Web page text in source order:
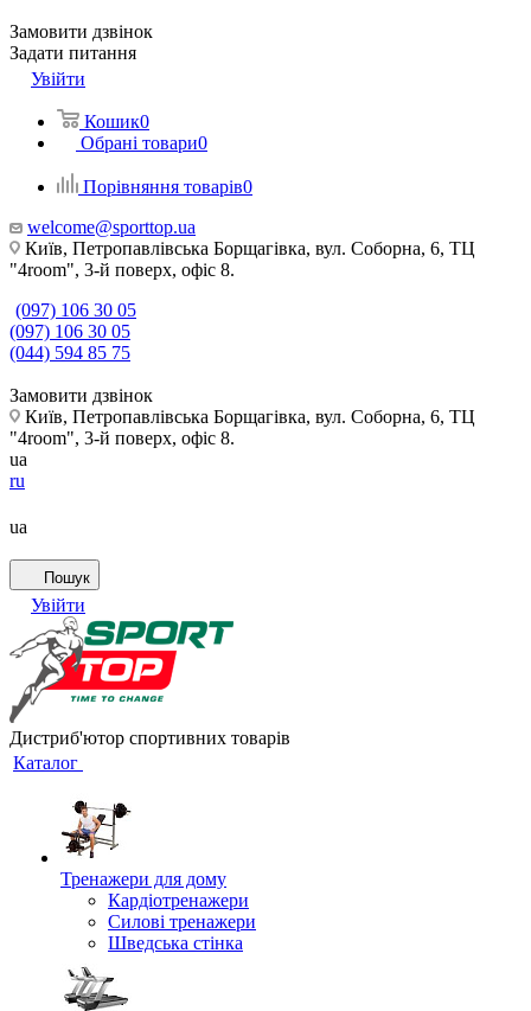
Замовити дзвінок
Задати питання
Увійти
Кошик0
Обрані товари0
Порівняння товарів0
welcome@sporttop.ua
Київ, Петропавлівська Борщагівка, вул. Соборна, 6, ТЦ
"4room", 3-й поверх, офіс 8.
(097) 106 30 05
(097) 106 30 05
(044) 594 85 75
Замовити дзвінок
Київ, Петропавлівська Борщагівка, вул. Соборна, 6, ТЦ
"4room", 3-й поверх, офіс 8.
ua
ru
ua
Пошук
Увійти
Дистриб'ютор спортивних товарів
Каталог
Тренажери для дому
Кардіотренажери
Силові тренажери
Шведська стінка